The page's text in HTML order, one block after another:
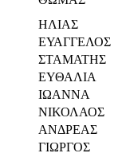
ΗΛΙΑΣ
ΕΥΑΓΓΕΛΟΣ
ΣΤΑΜΑΤΗΣ
ΕΥΘΑΛΙΑ
ΙΩΑΝΝΑ
ΝΙΚΟΛΑΟΣ
ΑΝΔΡΕΑΣ
ΓΙΩΡΓΟΣ